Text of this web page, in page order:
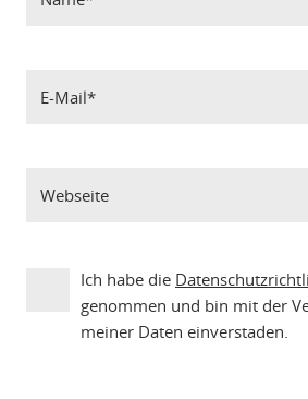
Ich habe die
genommen und bin mit der
meiner Daten einverstaden.